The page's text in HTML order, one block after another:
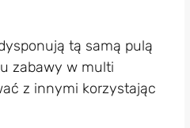
tą samą pulą
zabawy w multi
z innymi korzystając